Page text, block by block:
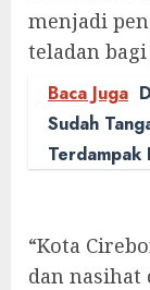
menjadi
teladan
Baca Juga
Sudah
Terdampak
“Kota
dan nasihat